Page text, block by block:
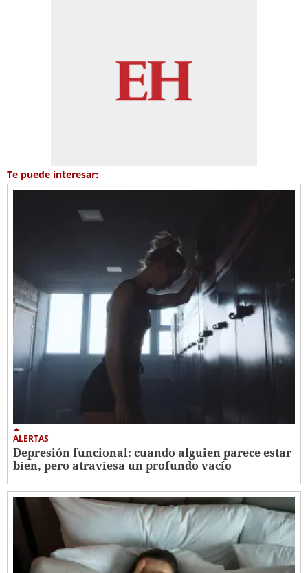
Te puede interesar:
ALERTAS
Depresión funcional: cuando alguien parece estar
bien, pero atraviesa un profundo vacío